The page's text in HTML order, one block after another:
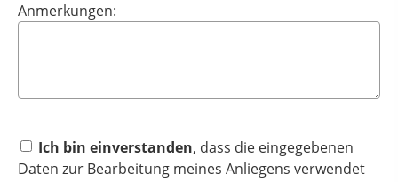
Anmerkungen:
Ich bin einverstanden, dass die eingegebenen
Daten zur Bearbeitung meines Anliegens verwendet